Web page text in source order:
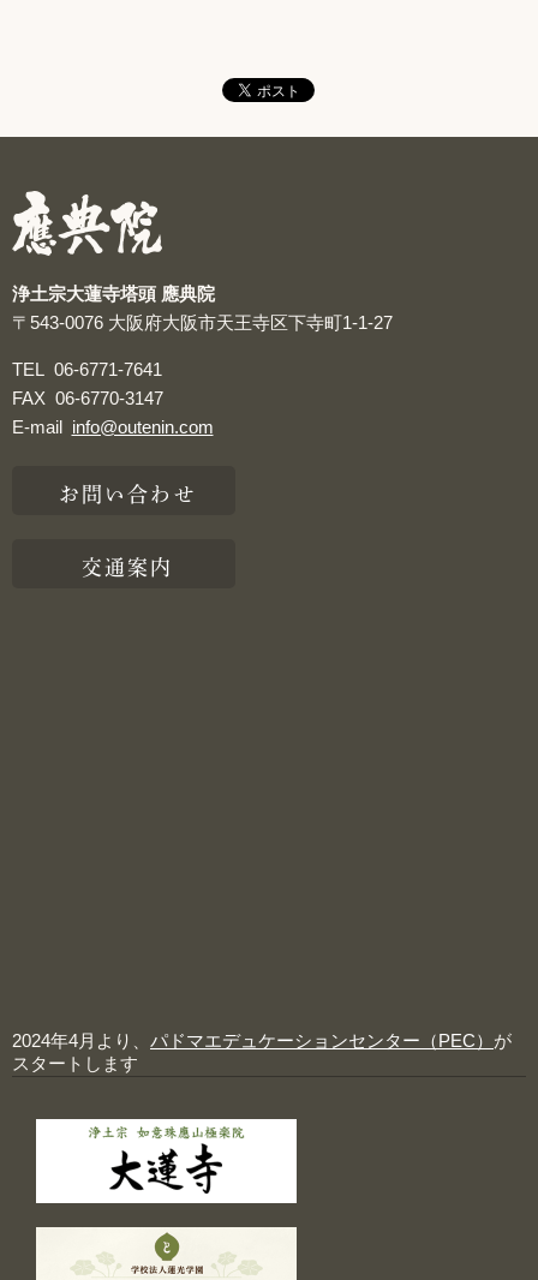
浄土宗大蓮寺塔頭 應典院
〒543-0076 大阪府大阪市天王寺区下寺町1-1-27
TEL 06-6771-7641
FAX 06-6770-3147
E-mail info@outenin.com
お問い合わせ
交通案内
2024年4月より、 パドマエデュケーションセンター（PEC） が
スタートします